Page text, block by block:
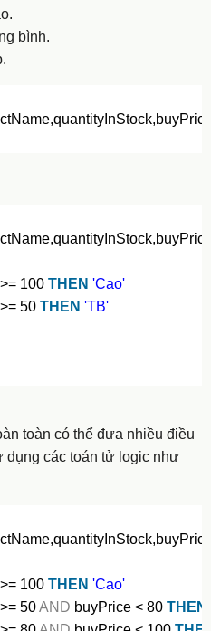
bình.
100 THEN 'Cao'
50 THEN 'TB'
toàn có thể đưa nhiều điều
dụng các toán tử logic như
100 THEN 'Cao'
50 AND buyPrice < 80 THEN